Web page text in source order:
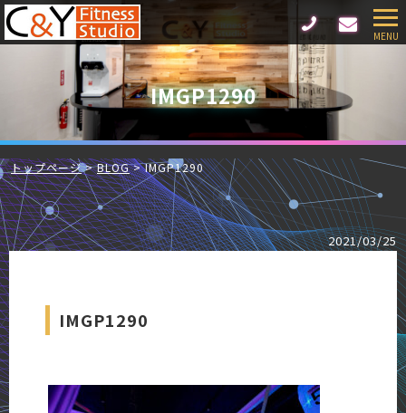
IMGP1290
トップページ BLOG IMGP1290
2021/03/25
IMGP1290